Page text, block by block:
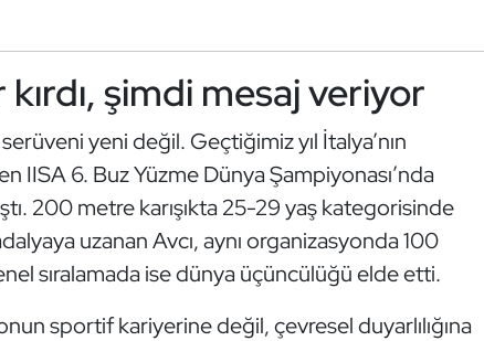
şimdi mesaj veriyor
yeni değil. Geçtiğimiz yıl İtalya’nın
IISA 6. Buz Yüzme Dünya Şampiyonası’nda
200 metre karışıkta 25-29 yaş kategorisinde
uzanan Avcı, aynı organizasyonda 100
sıralamada ise dünya üçüncülüğü elde etti.
sportif kariyerine değil, çevresel duyarlılığına